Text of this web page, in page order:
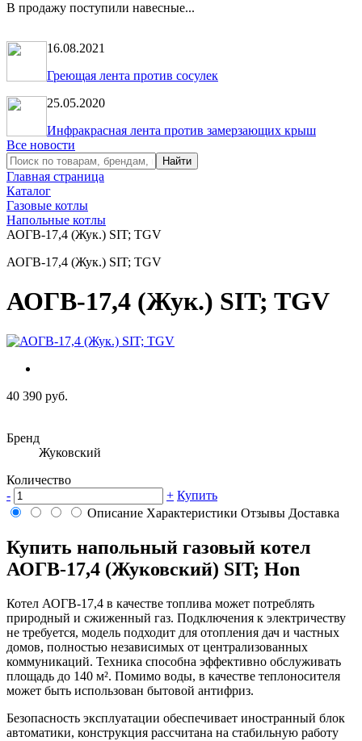
В продажу поступили навесные...
16.08.2021
Греющая лента против сосулек
25.05.2020
Инфракрасная лента против замерзающих крыш
Все новости
Главная страница
Каталог
Газовые котлы
Напольные котлы
АОГВ-17,4 (Жук.) SIT; TGV
АОГВ-17,4 (Жук.) SIT; TGV
АОГВ-17,4 (Жук.) SIT; TGV
40 390 руб.
Бренд
Жуковский
Количество
-
+ Купить
Описание Характеристики Отзывы Доставка
Купить напольный газовый котел
АОГВ-17,4 (Жуковский) SIT; Hon
Котел АОГВ-17,4 в качестве топлива может потреблять
природный и сжиженный газ. Подключения к электричеству
не требуется, модель подходит для отопления дач и частных
домов, полностью независимых от централизованных
коммуникаций. Техника способна эффективно обслуживать
площадь до 140 м². Помимо воды, в качестве теплоносителя
может быть использован бытовой антифриз.
Безопасность эксплуатации обеспечивает иностранный блок
автоматики, конструкция рассчитана на стабильную работу